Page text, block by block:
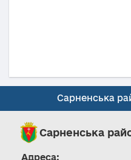
Сарненська
Сарненська
Адреса: